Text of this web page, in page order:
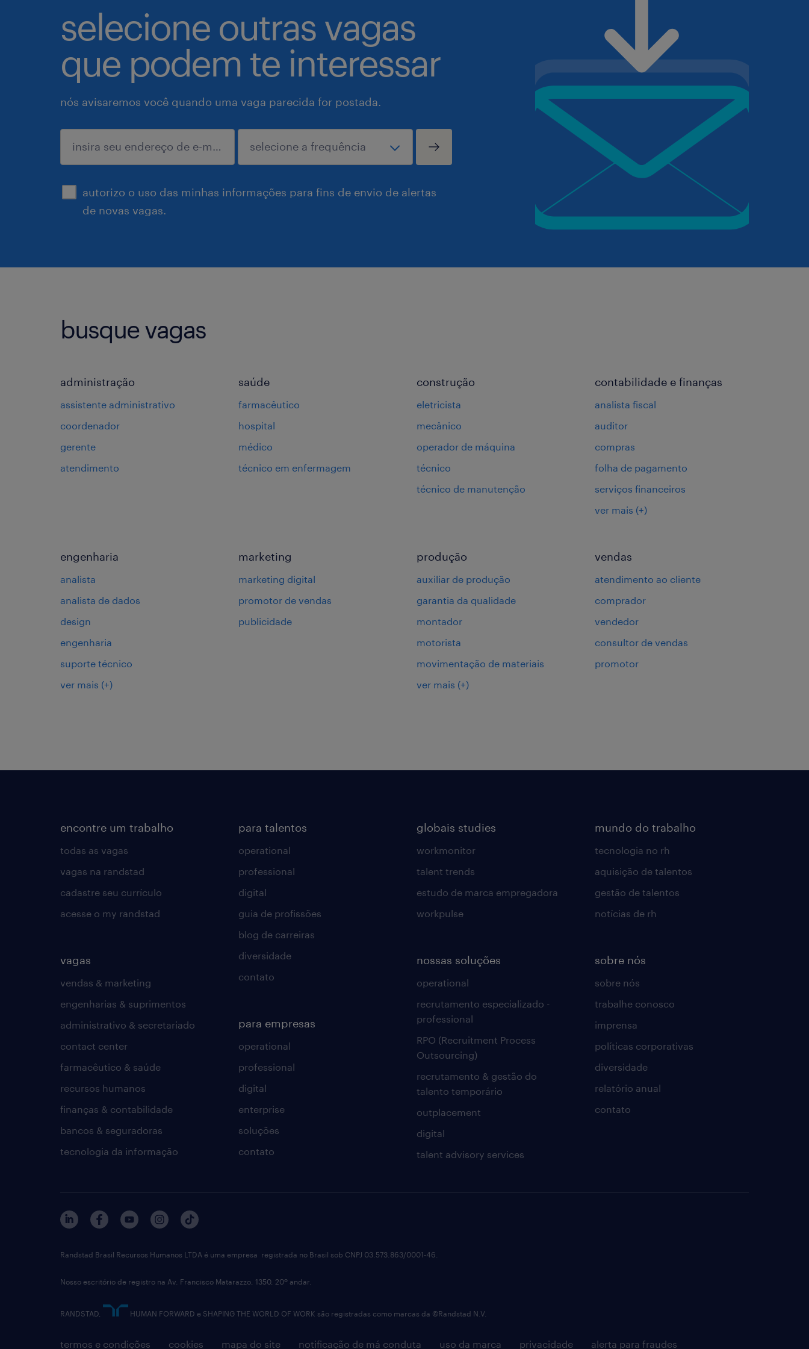
selecione outras vagas
que podem te interessar
nós avisaremos você quando uma vaga parecida for postada.
autorizo o uso das minhas informações para fins de envio de alertas
de novas vagas.
enviar
busque vagas
administração
assistente administrativo
coordenador
gerente
atendimento
saúde
farmacêutico
hospital
médico
técnico em enfermagem
construção
eletricista
mecânico
operador de máquina
técnico
técnico de manutenção
contabilidade e finanças
analista fiscal
auditor
compras
folha de pagamento
serviços financeiros
ver mais (+)
engenharia
analista
analista de dados
design
engenharia
suporte técnico
ver mais (+)
marketing
marketing digital
promotor de vendas
publicidade
produção
auxiliar de produção
garantia da qualidade
montador
motorista
movimentação de materiais
ver mais (+)
vendas
atendimento ao cliente
comprador
vendedor
consultor de vendas
promotor
encontre um trabalho
todas as vagas
vagas na randstad
cadastre seu currículo
acesse o my randstad
vagas
vendas & marketing
engenharias & suprimentos
administrativo & secretariado
contact center
farmacêutico & saúde
recursos humanos
finanças & contabilidade
bancos & seguradoras
tecnologia da informação
para talentos
operational
professional
digital
guia de profissões
blog de carreiras
diversidade
contato
para empresas
operational
professional
digital
enterprise
soluções
contato
globais studies
workmonitor
talent trends
estudo de marca empregadora
workpulse
nossas soluções
operational
recrutamento especializado -
professional
RPO (Recruitment Process
Outsourcing)
recrutamento & gestão do
talento temporário
outplacement
digital
talent advisory services
mundo do trabalho
tecnologia no rh
aquisição de talentos
gestão de talentos
notícias de rh
sobre nós
sobre nós
trabalhe conosco
imprensa
políticas corporativas
diversidade
relatório anual
contato
termos e condições cookies mapa do site notificação de má conduta uso da marca privacidade alerta para fraudes
Randstad Brasil Recursos Humanos LTDA é uma empresa registrada no Brasil sob CNPJ 03.573.863/0001-46.
Nosso escritório de registro na Av. Francisco Matarazzo, 1350, 20º andar.
RANDSTAD, HUMAN FORWARD e SHAPING THE WORLD OF WORK são registradas como marcas da ©Randstad N.V.